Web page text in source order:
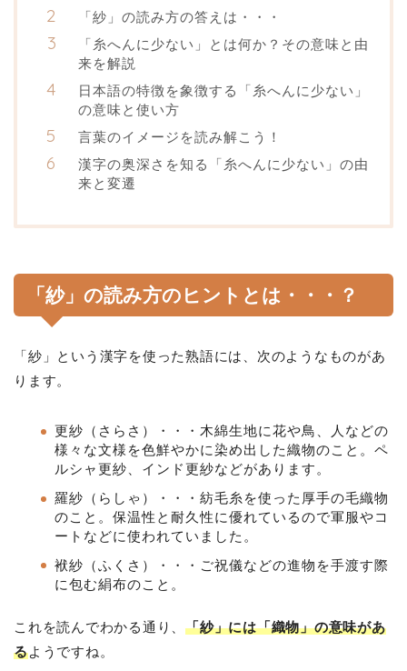
「紗」の読み方の答えは・・・
「糸へんに少ない」とは何か？その意味と由
来を解説
日本語の特徴を象徴する「糸へんに少ない」
の意味と使い方
言葉のイメージを読み解こう！
漢字の奥深さを知る「糸へんに少ない」の由
来と変遷
「紗」の読み方のヒントとは・・・？
「紗」という漢字を使った熟語には、次のようなものがあ
ります。
更紗（さらさ）・・・木綿生地に花や鳥、人などの
様々な文様を色鮮やかに染め出した織物のこと。ペ
ルシャ更紗、インド更紗などがあります。
羅紗（らしゃ）・・・紡毛糸を使った厚手の毛織物
のこと。保温性と耐久性に優れているので軍服やコ
ートなどに使われていました。
袱紗（ふくさ）・・・ご祝儀などの進物を手渡す際
に包む絹布のこと。
これを読んでわかる通り、「紗」には「織物」の意味があ
るようですね。